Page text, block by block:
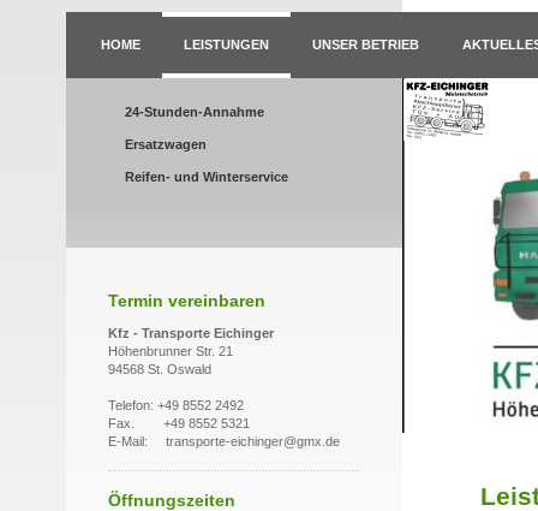
HOME LEISTUNGEN UNSER BETRIEB
24-Stunden-Annahme
Ersatzwagen
Reifen- und Winterservice
Termin vereinbaren
Kfz - Transporte Eichinger
Höhenbrunner Str. 21
94568 St. Oswald
Telefon: +49 8552 2492
Fax. +49 8552 5321
E-Mail: transporte-eichinger@gmx.de
Öffnungszeiten